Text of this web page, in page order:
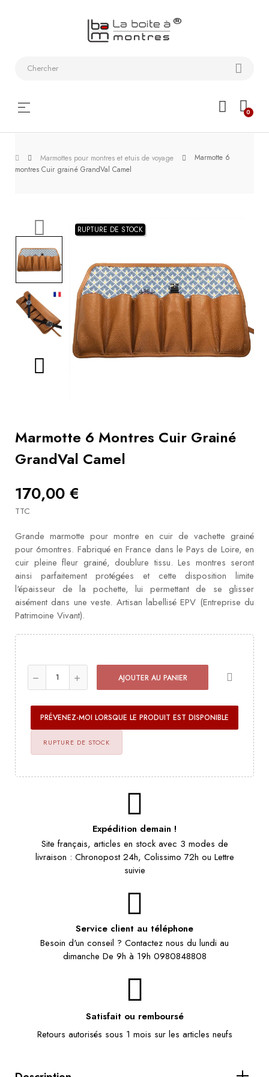
0
Basculer
la
navigation
☰
Marmottes pour montres et etuis de voyage
Marmotte 6
montres Cuir grainé GrandVal Camel
RUPTURE DE STOCK
Marmotte 6 Montres Cuir Grainé
GrandVal Camel
170,00 €
TTC
Grande marmotte pour montre en cuir de vachette grainé
pour 6montres. Fabriqué en France dans le Pays de Loire, en
cuir pleine fleur grainé, doublure tissu. Les montres seront
ainsi parfaitement protégées et cette disposition limite
l'épaisseur de la pochette, lui permettant de se glisser
aisément dans une veste. Artisan labellisé EPV (Entreprise du
Patrimoine Vivant).
AJOUTER AU PANIER
PRÉVENEZ-MOI LORSQUE LE PRODUIT EST DISPONIBLE
RUPTURE DE STOCK
Expédition demain !
Site français, articles en stock avec 3 modes de
livraison : Chronopost 24h, Colissimo 72h ou Lettre
suivie
Service client au téléphone
Besoin d'un conseil ? Contactez nous du lundi au
dimanche De 9h à 19h 0980848808
Satisfait ou remboursé
Retours autorisés sous 1 mois sur les articles neufs
montres
Coffrets
montres
de
voyage
Les
Livres
Conseils
bracelets
remontoir